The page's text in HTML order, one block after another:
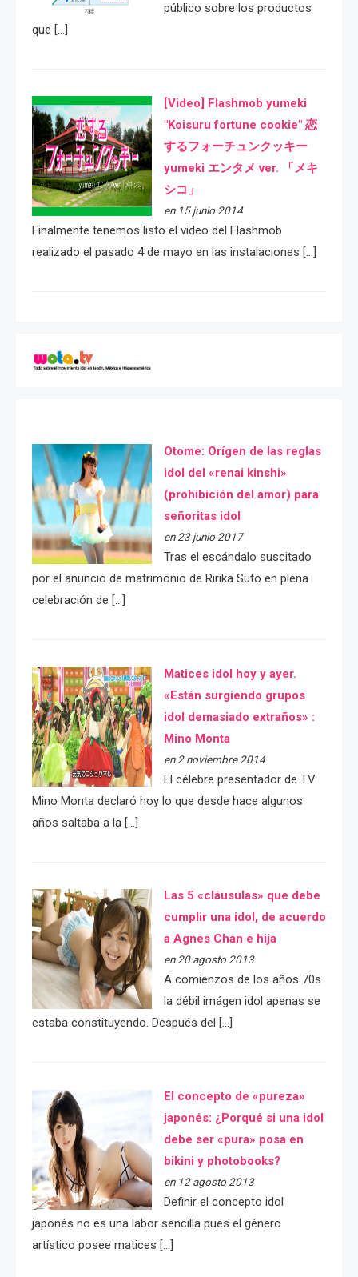
público sobre los productos
que […]
[Video] Flashmob yumeki
"Koisuru fortune cookie" 恋
するフォーチュンクッキー
yumeki エンタメ ver. 「メキ
シコ」
en 15 junio 2014
Finalmente tenemos listo el video del Flashmob
realizado el pasado 4 de mayo en las instalaciones […]
Otome: Orígen de las reglas
idol del «renai kinshi»
(prohibición del amor) para
señoritas idol
en 23 junio 2017
Tras el escándalo suscitado
por el anuncio de matrimonio de Ririka Suto en plena
celebración de […]
Matices idol hoy y ayer.
«Están surgiendo grupos
idol demasiado extraños» :
Mino Monta
en 2 noviembre 2014
El célebre presentador de TV
Mino Monta declaró hoy lo que desde hace algunos
años saltaba a la […]
Las 5 «cláusulas» que debe
cumplir una idol, de acuerdo
a Agnes Chan e hija
en 20 agosto 2013
A comienzos de los años 70s
la débil imágen idol apenas se
estaba constituyendo. Después del […]
El concepto de «pureza»
japonés: ¿Porqué si una idol
debe ser «pura» posa en
bikini y photobooks?
en 12 agosto 2013
Definir el concepto idol
japonés no es una labor sencilla pues el género
artístico posee matices […]